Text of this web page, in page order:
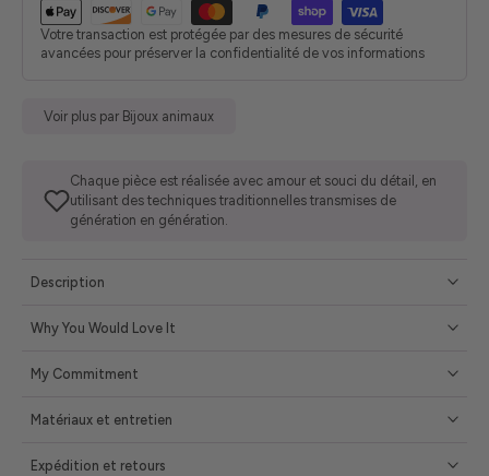
Votre transaction est protégée par des mesures de sécurité
avancées pour préserver la confidentialité de vos informations
Voir plus par Bijoux animaux
Chaque pièce est réalisée avec amour et souci du détail, en
utilisant des techniques traditionnelles transmises de
génération en génération.
Description
Why You Would Love It
My Commitment
Matériaux et entretien
Expédition et retours